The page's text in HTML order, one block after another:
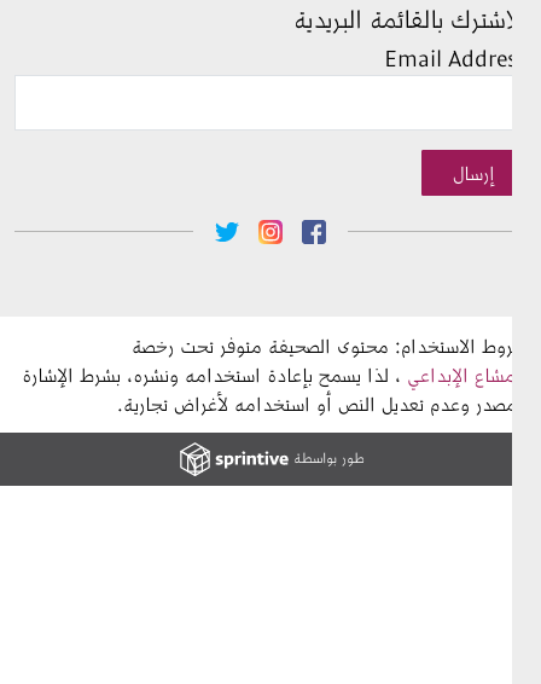
بالقائمة البريدية
Email
إرسال
Social
الاستخدام: محتوى الصحيفة متوفر تحت رخصة
الإبداعي ، لذا يسمح بإعادة استخدامه ونشره، بشرط الإشارة
وعدم تعديل النص أو استخدامه لأغراض تجارية.
طور بواسطة